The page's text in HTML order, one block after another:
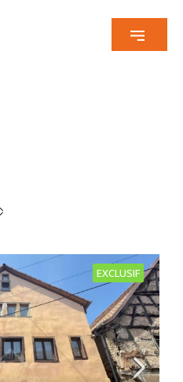
EXCLUSIF